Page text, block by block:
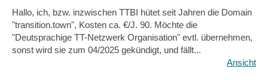
Hallo, ich, bzw. inzwischen TTBI hütet seit Jahren die Domain
"transition.town", Kosten ca. €/J. 90. Möchte die
"Deutsprachige TT-Netzwerk Organisation" evtl. übernehmen,
sonst wird sie zum 04/2025 gekündigt, und fällt...
Ansicht